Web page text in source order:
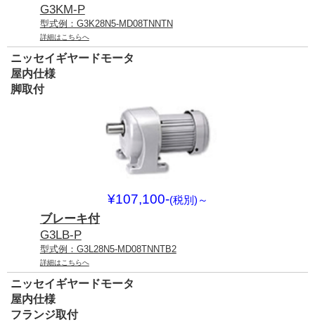
G3KM-P
型式例：G3K28N5-MD08TNNTN
詳細はこちらへ
ニッセイギヤードモータ
屋内仕様
脚取付
¥107,100-(税別) ～
ブレーキ付
G3LB-P
型式例：G3L28N5-MD08TNNTB2
詳細はこちらへ
ニッセイギヤードモータ
屋内仕様
フランジ取付